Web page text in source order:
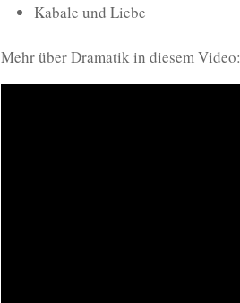
Kabale und Liebe
Mehr über Dramatik in diesem Video: